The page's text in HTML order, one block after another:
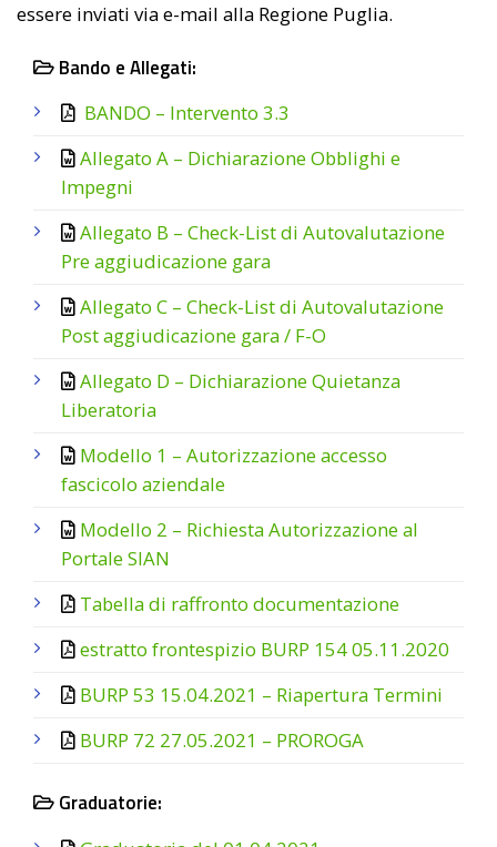
essere inviati via e-mail alla Regione Puglia.
Bando e Allegati:
BANDO – Intervento 3.3
Allegato A – Dichiarazione Obblighi e
Impegni
Allegato B – Check-List di Autovalutazione
Pre aggiudicazione gara
Allegato C – Check-List di Autovalutazione
Post aggiudicazione gara / F-O
Allegato D – Dichiarazione Quietanza
Liberatoria
Modello 1 – Autorizzazione accesso
fascicolo aziendale
Modello 2 – Richiesta Autorizzazione al
Portale SIAN
Tabella di raffronto documentazione
estratto frontespizio BURP 154 05.11.2020
BURP 53 15.04.2021 – Riapertura Termini
BURP 72 27.05.2021 – PROROGA
Graduatorie: